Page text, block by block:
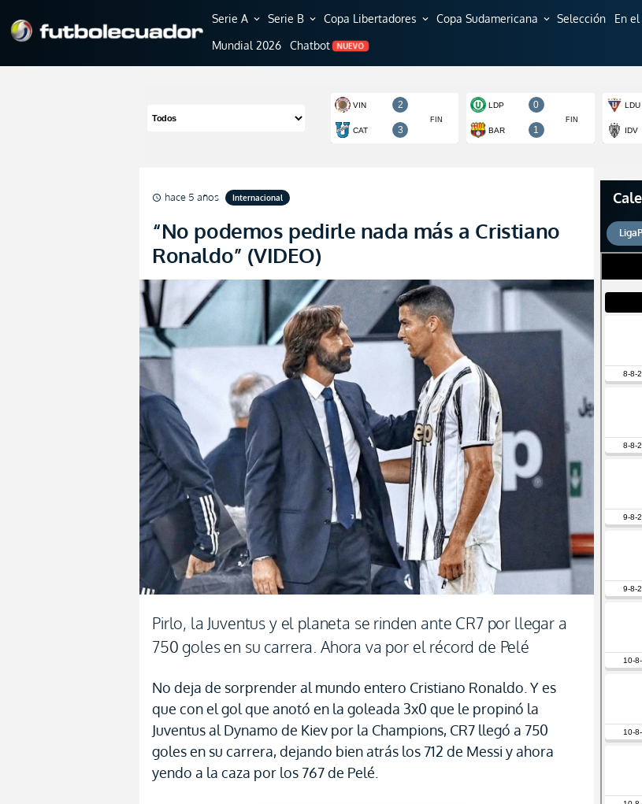
Serie A expand_more Serie B expand_more Copa Libertadores expand_more Copa Sudamericana expand_more Selección En
Mundial 2026 Chatbot NUEVO
schedule hace 5 años Internacional
“No podemos pedirle nada más a Cristiano
Ronaldo” (VIDEO)
Pirlo, la Juventus y el planeta se rinden ante CR7 por llegar a
750 goles en su carrera. Ahora va por el récord de Pelé
No deja de sorprender al mundo entero Cristiano Ronaldo. Y es
que con el gol que anotó en la goleada 3x0 que le propinó la
Juventus al Dynamo de Kiev por la Champions, CR7 llegó a 750
goles en su carrera, dejando bien atrás los 712 de Messi y ahora
yendo a la caza por los 767 de Pelé.